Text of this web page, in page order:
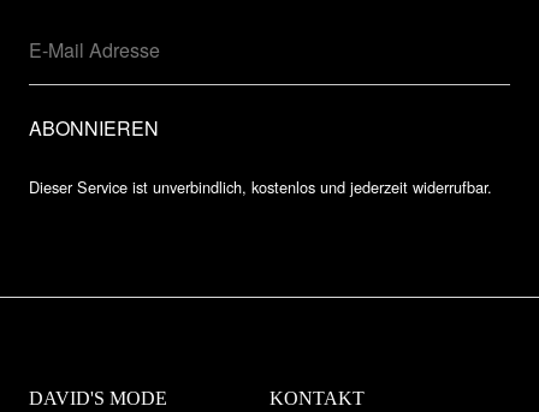
Dieser Service ist unverbindlich, kostenlos und jederzeit widerrufbar.
DAVID'S MODE KONTAKT